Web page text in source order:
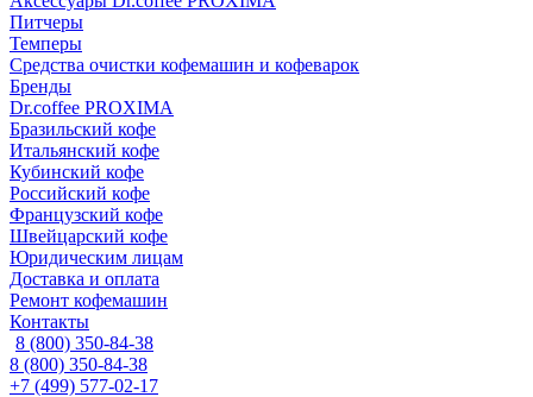
Питчеры
Темперы
Средства очистки кофемашин и кофеварок
Бренды
Dr.coffee PROXIMA
Бразильский кофе
Итальянский кофе
Кубинский кофе
Российский кофе
Французский кофе
Швейцарский кофе
Юридическим лицам
Доставка и оплата
Ремонт кофемашин
Контакты
8 (800) 350-84-38
8 (800) 350-84-38
+7 (499) 577-02-17